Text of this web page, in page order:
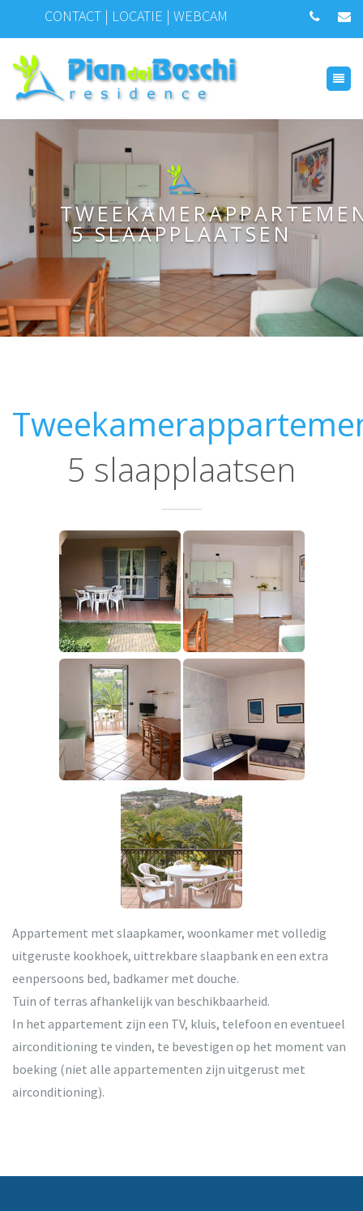
CONTACT | LOCATIE | WEBCAM
5 SLAAPPLAATSEN
5 slaapplaatsen
Appartement met slaapkamer, woonkamer met volledig
uitgeruste kookhoek, uittrekbare slaapbank en een extra
eenpersoons bed, badkamer met douche.
Tuin of terras afhankelijk van beschikbaarheid.
In het appartement zijn een TV, kluis, telefoon en eventueel
airconditioning te vinden, te bevestigen op het moment van
boeking (niet alle appartementen zijn uitgerust met
airconditioning).